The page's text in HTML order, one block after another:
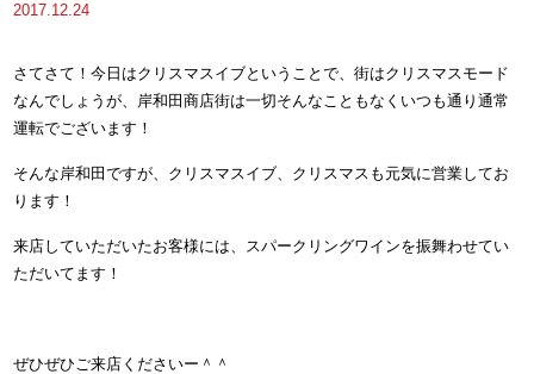
2017.12.24
さてさて！今日はクリスマスイブということで、街はクリスマスモード
なんでしょうが、岸和田商店街は一切そんなこともなくいつも通り通常
運転でございます！
そんな岸和田ですが、クリスマスイブ、クリスマスも元気に営業してお
ります！
来店していただいたお客様には、スパークリングワインを振舞わせてい
ただいてます！
ぜひぜひご来店くださいー＾＾